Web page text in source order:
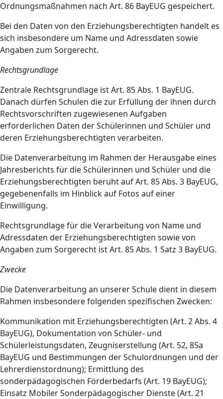
Ordnungsmaßnahmen nach Art. 86 BayEUG gespeichert.
Bei den Daten von den Erziehungsberechtigten handelt es
sich insbesondere um Name und Adressdaten sowie
Angaben zum Sorgerecht.
Rechtsgrundlage
Zentrale Rechtsgrundlage ist Art. 85 Abs. 1 BayEUG.
Danach dürfen Schulen die zur Erfüllung der ihnen durch
Rechtsvorschriften zugewiesenen Aufgaben
erforderlichen Daten der Schülerinnen und Schüler und
deren Erziehungsberechtigten verarbeiten.
Die Datenverarbeitung im Rahmen der Herausgabe eines
Jahresberichts für die Schülerinnen und Schüler und die
Erziehungsberechtigten beruht auf Art. 85 Abs. 3 BayEUG,
gegebenenfalls im Hinblick auf Fotos auf einer
Einwilligung.
Rechtsgrundlage für die Verarbeitung von Name und
Adressdaten der Erziehungsberechtigten sowie von
Angaben zum Sorgerecht ist Art. 85 Abs. 1 Satz 3 BayEUG.
Zwecke
Die Datenverarbeitung an unserer Schule dient in diesem
Rahmen insbesondere folgenden spezifischen Zwecken:
Kommunikation mit Erziehungsberechtigten (Art. 2 Abs. 4
BayEUG), Dokumentation von Schüler- und
Schülerleistungsdaten, Zeugniserstellung (Art. 52, 85a
BayEUG und Bestimmungen der Schulordnungen und der
Lehrerdienstordnung); Ermittlung des
sonderpädagogischen Förderbedarfs (Art. 19 BayEUG);
Einsatz Mobiler Sonderpädagogischer Dienste (Art. 21